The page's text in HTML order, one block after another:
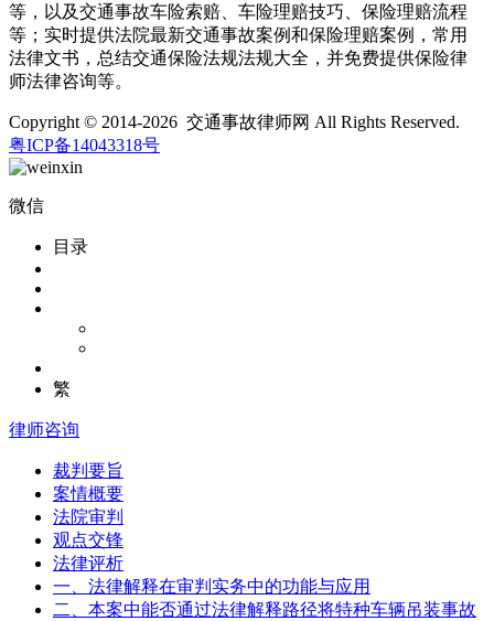
等，以及交通事故车险索赔、车险理赔技巧、保险理赔流程
等；实时提供法院最新交通事故案例和保险理赔案例，常用
法律文书，总结交通保险法规法规大全，并免费提供保险律
师法律咨询等。
Copyright © 2014-2026 交通事故律师网 All Rights Reserved.
粤ICP备14043318号
微信
目录
繁
律师咨询
裁判要旨
案情概要
法院审判
观点交锋
法律评析
一、法律解释在审判实务中的功能与应用
二、本案中能否通过法律解释路径将特种车辆吊装事故